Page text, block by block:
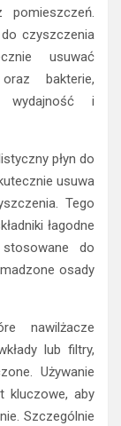
pomieszczeń.
czyszczenia
usuwać
bakterie,
i
płyn do
usuwa
Tego
łagodne
do
osady
nawilżacze
lub filtry,
Używanie
kluczowe, aby
Szczególnie